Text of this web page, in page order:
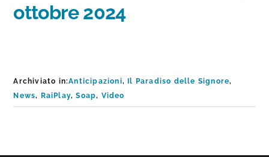
ottobre 2024
Archiviato in:Anticipazioni,Il Paradiso delle Signore,
News, RaiPlay,Soap, Video